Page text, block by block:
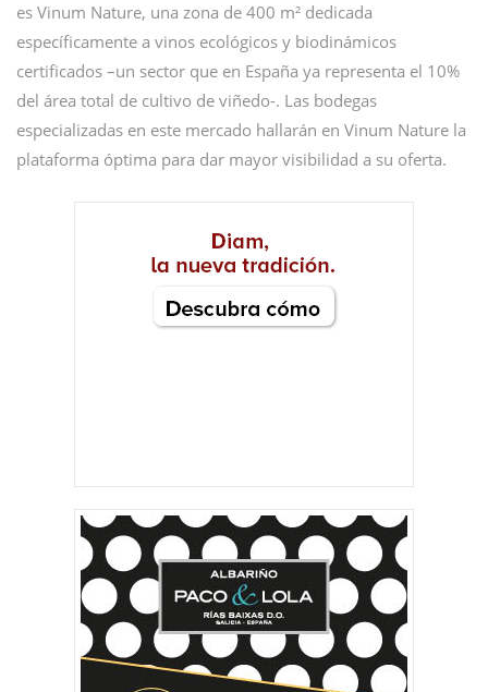
es Vinum Nature, una zona de 400 m² dedicada
específicamente a vinos ecológicos y biodinámicos
certificados –un sector que en España ya representa el 10%
del área total de cultivo de viñedo-. Las bodegas
especializadas en este mercado hallarán en Vinum Nature la
plataforma óptima para dar mayor visibilidad a su oferta.